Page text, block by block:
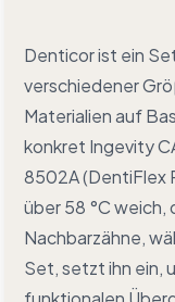
Denticor ist ein
verschiedener
Materialien auf
konkret Ingevity
8502A (DentiFlex
über 58 °C weich,
Nachbarzähne,
Set, setzt ihn ein,